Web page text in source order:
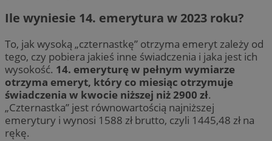
Ile wyniesie 14. emerytura w 2023 roku?
To, jak wysoką „czternastkę” otrzyma emeryt zależy od
tego, czy pobiera jakieś inne świadczenia i jaka jest ich
wysokość. 14. emeryturę w pełnym wymiarze
otrzyma emeryt, który co miesiąc otrzymuje
świadczenia w kwocie niższej niż 2900 zł.
„Czternastka” jest równowartością najniższej
emerytury i wynosi 1588 zł brutto, czyli 1445,48 zł na
rękę.